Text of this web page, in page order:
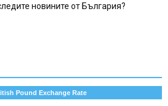
новините от България?
Pound Exchange Rate